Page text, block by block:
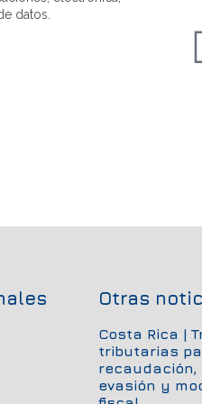
datos.
Otras
Costa Rica |
tributarias
recaudación,
evasión y